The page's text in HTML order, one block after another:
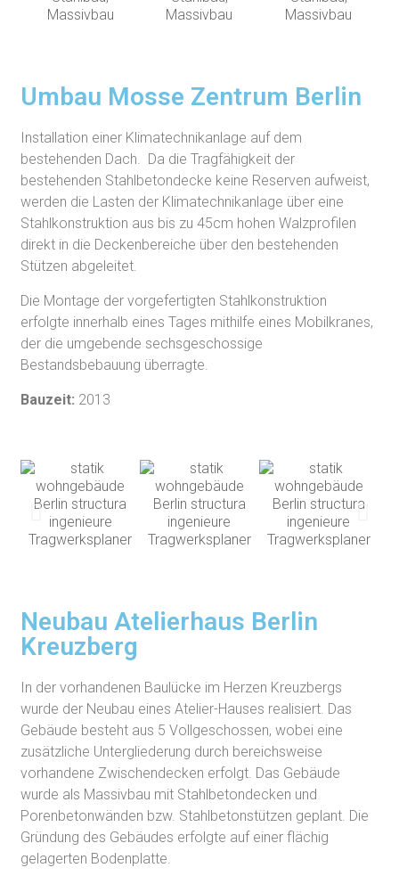
Umbau Mosse Zentrum Berlin
Installation einer Klimatechnikanlage auf dem
bestehenden Dach. Da die Tragfähigkeit der
bestehenden Stahlbetondecke keine Reserven aufweist,
werden die Lasten der Klimatechnikanlage über eine
Stahlkonstruktion aus bis zu 45cm hohen Walzprofilen
direkt in die Deckenbereiche über den bestehenden
Stützen abgeleitet.
Die Montage der vorgefertigten Stahlkonstruktion
erfolgte innerhalb eines Tages mithilfe eines Mobilkranes,
der die umgebende sechsgeschossige
Bestandsbebauung überragte.
Bauzeit: 2013
Neubau Atelierhaus Berlin
Kreuzberg
In der vorhandenen Baulücke im Herzen Kreuzbergs
wurde der Neubau eines Atelier­-Hauses realisiert. Das
Gebäude besteht aus 5 Vollgeschossen, wobei eine
zusätzliche Untergliederung durch bereichsweise
vorhandene Zwischendecken erfolgt. Das Gebäude
wurde als Massivbau mit Stahlbetondecken und
Porenbetonwänden bzw. Stahlbetonstützen geplant. Die
Gründung des Gebäudes erfolgte auf einer flächig
gelagerten Bodenplatte.